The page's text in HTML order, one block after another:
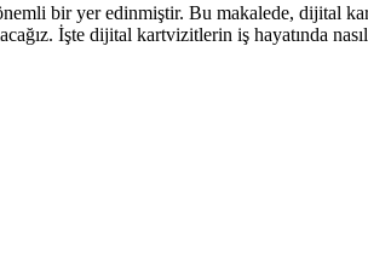
bir yer edinmiştir. Bu makalede, dijital
İşte dijital kartvizitlerin iş hayatında